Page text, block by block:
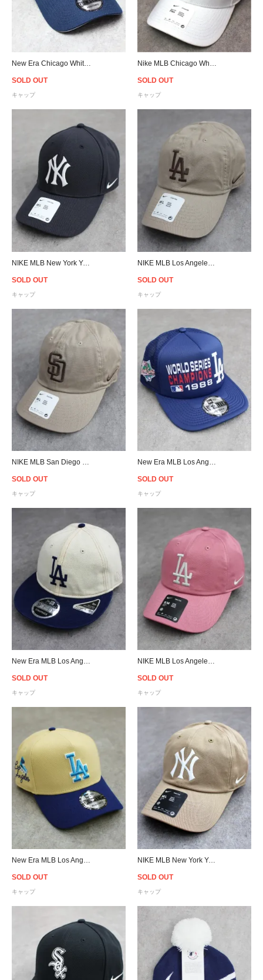
New Era Chicago White Sox 9Forty A-Frame Snapback Cap - Navy
SOLD OUT
キャップ
SOLD OUT
キャップ
NIKE MLB New York Yankees Adjustable Cap- Navy
SOLD OUT
キャップ
SOLD OUT
キャップ
SOLD OUT
キャップ
SOLD OUT
キャップ
SOLD OUT
キャップ
SOLD OUT
キャップ
SOLD OUT
キャップ
NIKE MLB New York Yankees Strapback Cap - Khaki
SOLD OUT
キャップ